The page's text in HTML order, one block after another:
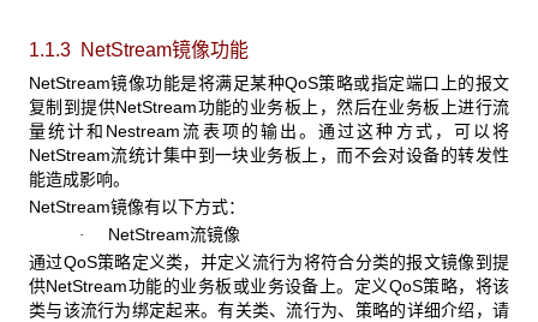
1.1.3 NetStream镜像功能
NetStream镜像功能是将满足某种QoS策略或指定端口上的报文
复制到提供NetStream功能的业务板上，然后在业务板上进行流
量统计和Nestream流表项的输出。通过这种方式，可以将
NetStream流统计集中到一块业务板上，而不会对设备的转发性
能造成影响。
NetStream镜像有以下方式：
· NetStream流镜像
通过QoS策略定义类，并定义流行为将符合分类的报文镜像到提
供NetStream功能的业务板或业务设备上。定义QoS策略，将该
类与该流行为绑定起来。有关类、流行为、策略的详细介绍，请